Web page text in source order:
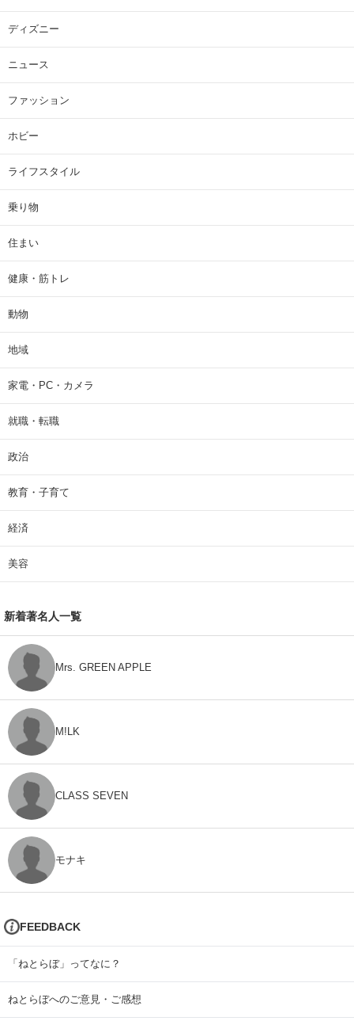
ディズニー
ニュース
ファッション
ホビー
ライフスタイル
乗り物
住まい
健康・筋トレ
動物
地域
家電・PC・カメラ
就職・転職
政治
教育・子育て
経済
美容
新着著名人一覧
Mrs. GREEN APPLE
M!LK
CLASS SEVEN
モナキ
FEEDBACK
「ねとらぼ」ってなに？
ねとらぼへのご意見・ご感想